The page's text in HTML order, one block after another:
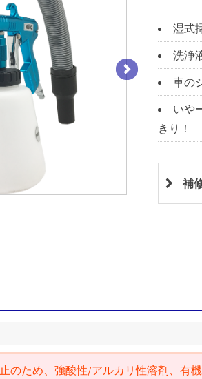
湿式
洗浄
車の
いや
きり！
補
のため、強酸性/アルカリ性溶剤、有